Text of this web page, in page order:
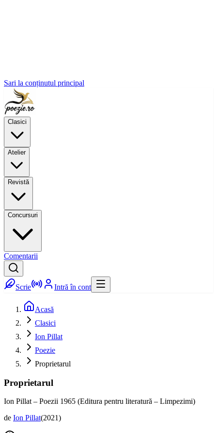
Sari la conținutul principal
Clasici
Atelier
Revistă
Concursuri
Comentarii
Scrie Intră în cont
Acasă
Clasici
Ion Pillat
Poezie
Proprietarul
Proprietarul
Ion Pillat – Poezii 1965 (Editura pentru literatură – Limpezimi)
de Ion Pillat(2021)